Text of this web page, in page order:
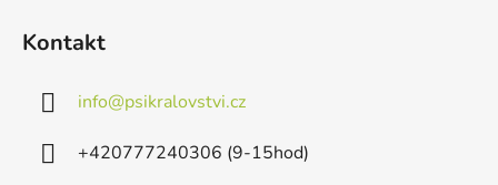
Kontakt
info@psikralovstvi.cz
+420777240306 (9-15hod)